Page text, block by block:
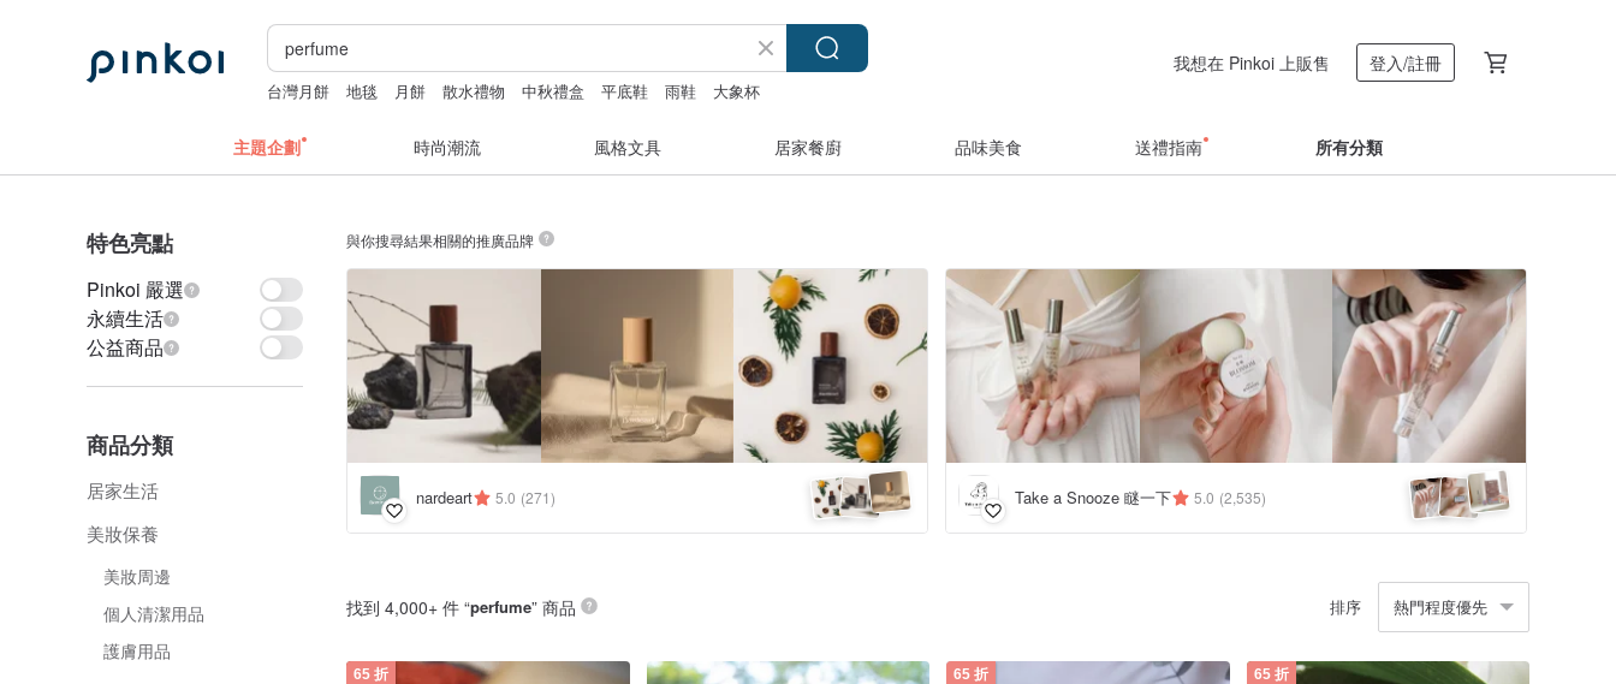
台灣月餅 地毯 月餅 散水禮物 中秋禮盒 平底鞋 雨鞋 大象杯
我想在 Pinkoi 上販售 登入/註冊
主題企劃 時尚潮流 風格文具 居家餐廚 品味美食 送禮指南 所有分類
特色亮點
Pinkoi 嚴選
永續生活
公益商品
商品分類
居家生活
美妝保養
美妝周邊
個人清潔用品
護膚用品
與你搜尋結果相關的推廣品牌
nardeart 5.0 (271) Take a Snooze 瞇一下 5.0 (2,535)
找到 4,000+ 件 “perfume” 商品 排序 熱門程度優先
65 折 65 折 65 折